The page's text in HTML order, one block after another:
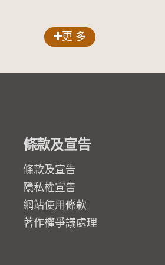
更 多
條款及宣告
條款及宣告
隱私權宣告
網站使用條款
著作權爭議處理